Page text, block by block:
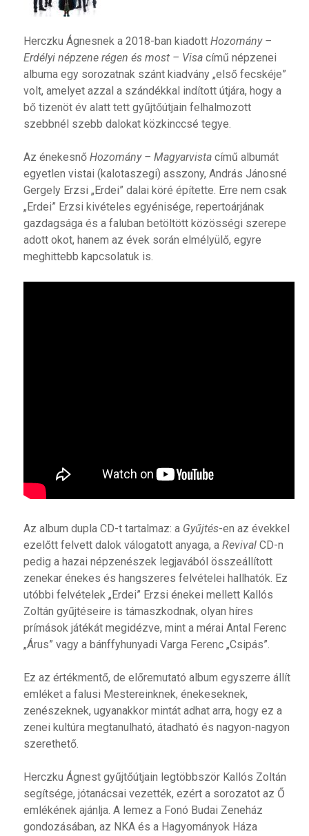
Herczku Ágnesnek a 2018-ban kiadottHozomány –
Erdélyi népzene régen és most – Visacímű népzenei
albuma egy sorozatnak szánt kiadvány „első fecskéje”
volt, amelyet azzal a szándékkal indított útjára, hogy a
bő tizenöt év alatt tett gyűjtőútjain felhalmozott
szebbnél szebb dalokat közkinccsé tegye.
Az énekesnő Hozomány – Magyarvistacímű albumát
egyetlen vistai (kalotaszegi) asszony, András Jánosné
Gergely Erzsi „Erdei” dalai köré építette. Erre nem csak
„Erdei” Erzsi kivételes egyénisége, repertoárjának
gazdagsága és a faluban betöltött közösségi szerepe
adott okot, hanem az évek során elmélyülő, egyre
meghittebb kapcsolatuk is.
Az album dupla CD-t tartalmaz: a Gyűjtés-en az évekkel
ezelőtt felvett dalok válogatott anyaga, a RevivalCD-n
pedig a hazai népzenészek legjavából összeállított
zenekar énekes és hangszeres felvételei hallhatók. Ez
utóbbi felvételek „Erdei” Erzsi énekei mellett Kallós
Zoltán gyűjtéseire is támaszkodnak, olyan híres
prímások játékát megidézve, mint a mérai Antal Ferenc
„Árus” vagy a bánffyhunyadi Varga Ferenc „Csipás”.
Ez az értékmentő, de előremutató album egyszerre állít
emléket a falusi Mestereinknek, énekeseknek,
zenészeknek, ugyanakkor mintát adhat arra, hogy ez a
zenei kultúra megtanulható, átadható és nagyon-nagyon
szerethető.
Herczku Ágnest gyűjtőútjain legtöbbször Kallós Zoltán
segítsége, jótanácsai vezették, ezért a sorozatot az Ő
emlékének ajánlja. A lemez a Fonó Budai Zeneház
gondozásában, az NKA és a Hagyományok Háza